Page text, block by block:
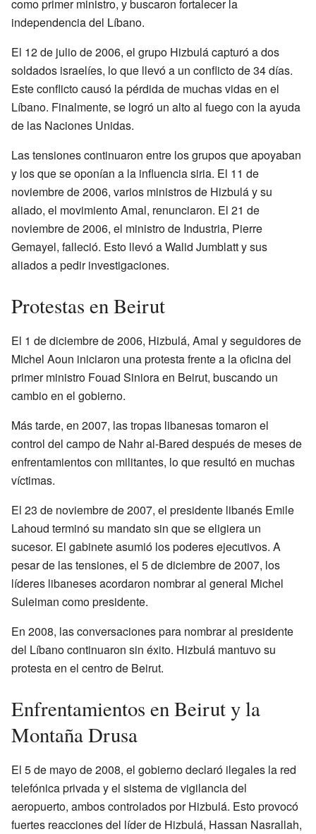
como primer ministro, y buscaron fortalecer la
independencia del Líbano.
El 12 de julio de 2006, el grupo Hizbulá capturó a dos
soldados israelíes, lo que llevó a un conflicto de 34 días.
Este conflicto causó la pérdida de muchas vidas en el
Líbano. Finalmente, se logró un alto al fuego con la ayuda
de las Naciones Unidas.
Las tensiones continuaron entre los grupos que apoyaban
y los que se oponían a la influencia siria. El 11 de
noviembre de 2006, varios ministros de Hizbulá y su
aliado, el movimiento Amal, renunciaron. El 21 de
noviembre de 2006, el ministro de Industria, Pierre
Gemayel, falleció. Esto llevó a Walid Jumblatt y sus
aliados a pedir investigaciones.
Protestas en Beirut
El 1 de diciembre de 2006, Hizbulá, Amal y seguidores de
Michel Aoun iniciaron una protesta frente a la oficina del
primer ministro Fouad Siniora en Beirut, buscando un
cambio en el gobierno.
Más tarde, en 2007, las tropas libanesas tomaron el
control del campo de Nahr al-Bared después de meses de
enfrentamientos con militantes, lo que resultó en muchas
víctimas.
El 23 de noviembre de 2007, el presidente libanés Emile
Lahoud terminó su mandato sin que se eligiera un
sucesor. El gabinete asumió los poderes ejecutivos. A
pesar de las tensiones, el 5 de diciembre de 2007, los
líderes libaneses acordaron nombrar al general Michel
Suleiman como presidente.
En 2008, las conversaciones para nombrar al presidente
del Líbano continuaron sin éxito. Hizbulá mantuvo su
protesta en el centro de Beirut.
Enfrentamientos en Beirut y la
Montaña Drusa
El 5 de mayo de 2008, el gobierno declaró ilegales la red
telefónica privada y el sistema de vigilancia del
aeropuerto, ambos controlados por Hizbulá. Esto provocó
fuertes reacciones del líder de Hizbulá, Hassan Nasrallah,